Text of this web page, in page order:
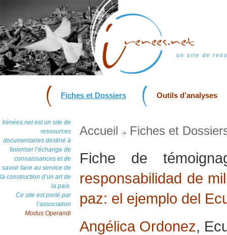
un site de
Fiches et Dossiers Outils d’analyses
Irénées.net est un site de
ressources
documentaires destiné à
favoriser l’échange de
connaissances et de
savoir faire au service de
la construction d’un art de
la paix.
Ce site est porté par
l’association
Modus Operandi
Accueil Fiches et
Fiche de
responsabilidad de
paz: el ejemplo del
Angélica Ordonez,